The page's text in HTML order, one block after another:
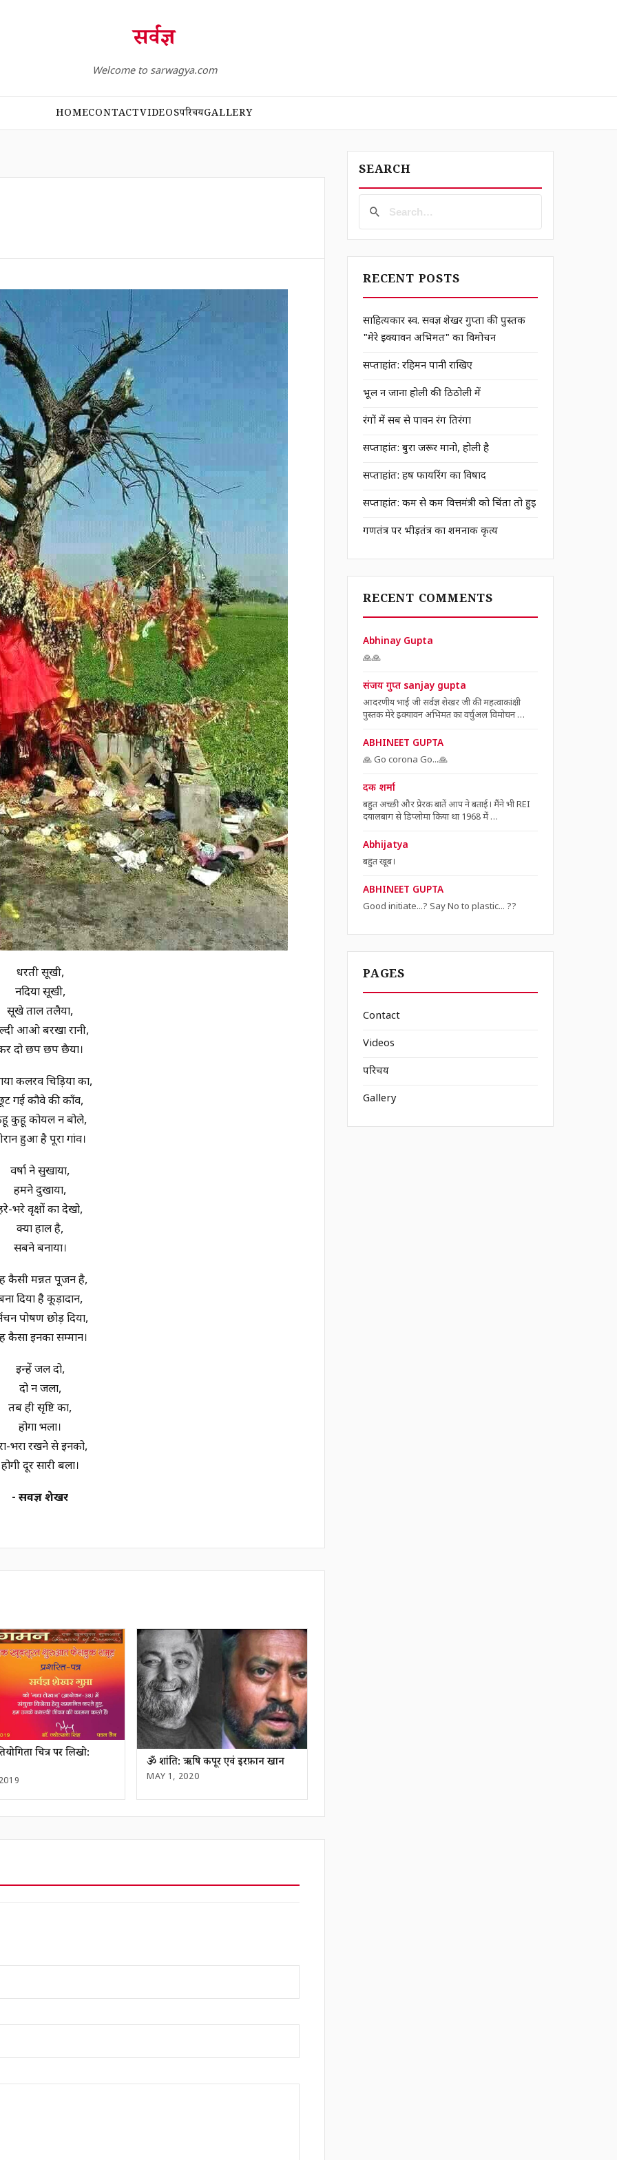
सर्वज्ञ
Welcome to sarwagya.com
HOMECONTACTVIDEOSपरिचयGALLERY
धरती सूखी,
नदिया सूखी,
सूखे ताल तलैया,
आओ बरखा रानी,
दो छप छप छैया।
कलरव चिड़िया का,
गई कौवे की काँव,
कुहू कोयल न बोले,
हुआ है पूरा गांव।
वर्षा ने सुखाया,
हमने दुखाया,
भरे वृक्षों का देखो,
क्या हाल है,
सबने बनाया।
कैसी मन्नत पूजन है,
दिया है कूड़ादान,
पोषण छोड़ दिया,
कैसा इनका सम्मान।
इन्हें जल दो,
दो न जला,
तब ही सृष्टि का,
होगा भला।
भरा रखने से इनको,
होगी दूर सारी बला।
- सर्वज्ञ शेखर
चित्र पर लिखो:
ॐ शांति: ऋषि कपूर एवं इरफ़ान खान
MAY 1, 2020
SEARCH
RECENT POSTS
साहित्यकार स्व. सर्वज्ञ शेखर गुप्ता की पुस्तक
"मेरे इक्यावन अभिमत" का विमोचन
सप्ताहांत: रहिमन पानी राखिए
भूल न जाना होली की ठिठोली में
रंगों में सब से पावन रंग तिरंगा
सप्ताहांत: बुरा जरूर मानो, होली है
सप्ताहांत: हर्ष फायरिंग का विषाद
सप्ताहांत: कम से कम वित्तमंत्री को चिंता तो हुई
गणतंत्र पर भीड़तंत्र का शर्मनाक कृत्य
RECENT COMMENTS
Abhinay Gupta
🙏🙏
संजय गुप्त sanjay gupta
आदरणीय भाई जी सर्वज्ञ शेखर जी की महत्वाकांक्षी
पुस्तक मेरे इक्यावन अभिमत का वर्चुअल विमोचन …
ABHINEET GUPTA
🙏 Go corona Go...🙏
दक शर्मा
बहुत अच्छी और प्रेरक बातें आप ने बताई। मैंने भी REI
दयालबाग से डिप्लोमा किया था 1968 में …
Abhijatya
बहुत खूब।
ABHINEET GUPTA
Good initiate...? Say No to plastic... ??
PAGES
Contact
Videos
परिचय
Gallery